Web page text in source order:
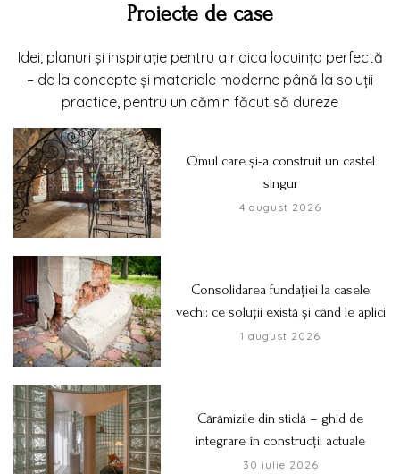
Proiecte de case
Idei, planuri și inspirație pentru a ridica locuința perfectă
– de la concepte și materiale moderne până la soluții
practice, pentru un cămin făcut să dureze
Omul care și-a construit un castel
singur
4 august 2026
Consolidarea fundației la casele
vechi: ce soluții există și când le aplici
1 august 2026
Cărămizile din sticlă – ghid de
integrare în construcții actuale
30 iulie 2026